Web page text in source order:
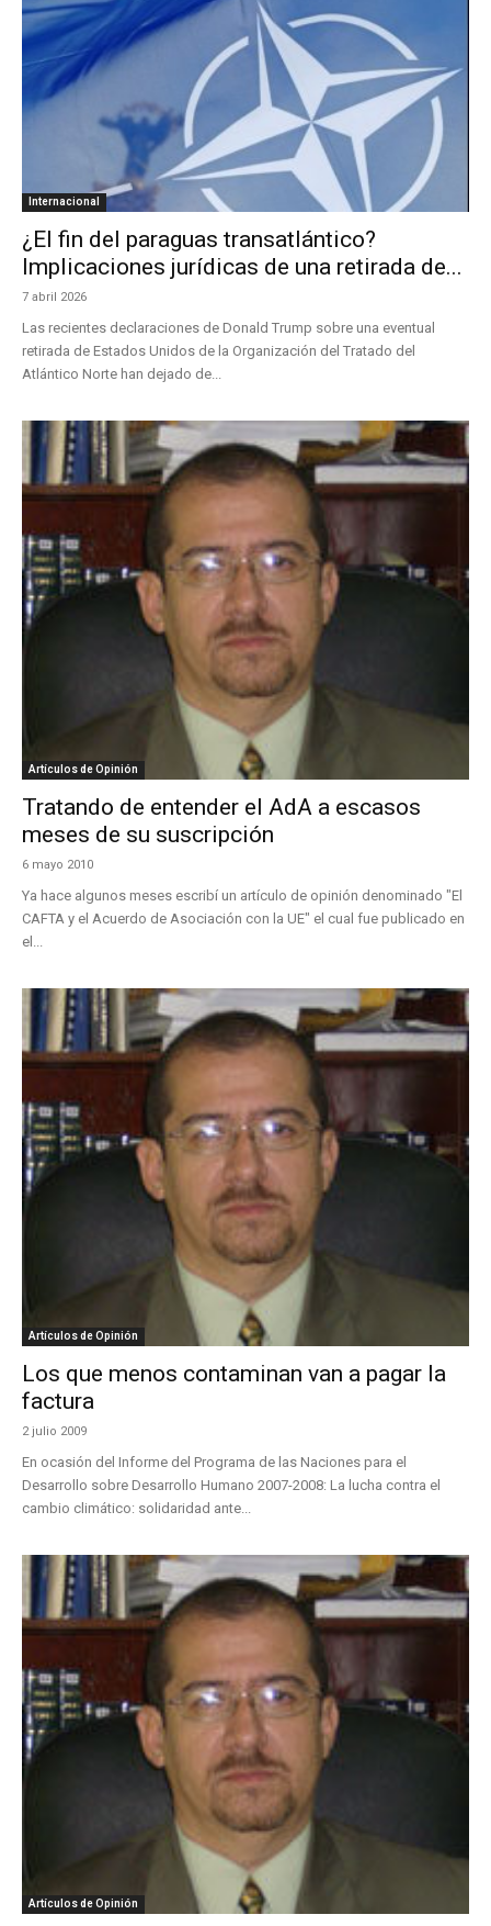
Internacional
¿El fin del paraguas transatlántico?
Implicaciones jurídicas de una retirada de...
7 abril 2026
Las recientes declaraciones de Donald Trump sobre una eventual
retirada de Estados Unidos de la Organización del Tratado del
Atlántico Norte han dejado de...
Artículos de Opinión
Tratando de entender el AdA a escasos
meses de su suscripción
6 mayo 2010
Ya hace algunos meses escribí un artículo de opinión denominado "El
CAFTA y el Acuerdo de Asociación con la UE" el cual fue publicado en
el...
Artículos de Opinión
Los que menos contaminan van a pagar la
factura
2 julio 2009
En ocasión del Informe del Programa de las Naciones para el
Desarrollo sobre Desarrollo Humano 2007-2008: La lucha contra el
cambio climático: solidaridad ante...
Artículos de Opinión